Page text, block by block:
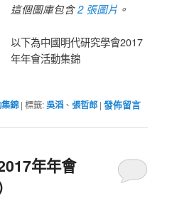
這個圖庫包含2 張圖片 。
以下為中國明代研究學會2017
年年會活動集錦
錦 |標籤:吳滔 、張哲郎 |發佈留言
年年會